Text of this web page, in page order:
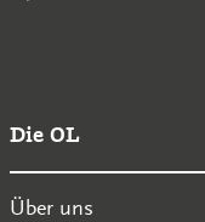
Die OL
Über uns